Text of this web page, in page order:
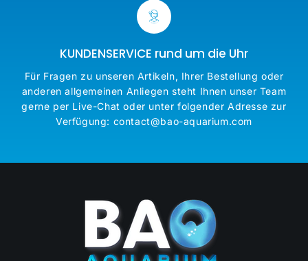
KUNDENSERVICE rund um die Uhr
Für Fragen zu unseren Artikeln, Ihrer Bestellung oder
anderen allgemeinen Anliegen steht Ihnen unser Team
gerne per Live-Chat oder unter folgender Adresse zur
Verfügung: contact@bao-aquarium.com